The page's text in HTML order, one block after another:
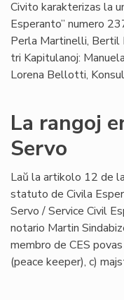
Civito karakterizas la
Esperanto” numero
Perla Martinelli, Bertil
tri Kapitulanoj:
Lorena Bellotti,
La rangoj
Servo
Laŭ la artikolo 12 de la
statuto de Civila
Servo / Service Civil
notario Martin
membro de CES
(peace keeper), c)